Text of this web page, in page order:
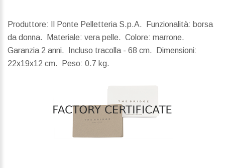
Produttore: Il Ponte Pelletteria S.p.A. Funzionalità: borsa
da donna. Materiale: vera pelle. Colore: marrone.
Garanzia 2 anni. Incluso tracolla - 68 cm.
Dimensioni:
22x19x12 cm.
Peso: 0.7 kg.